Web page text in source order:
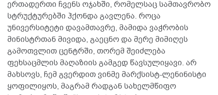
ერთადერთი ჩვენს ოჯახში, რომელსაც სამთავრობო
სტრუქტურებში ჰქონდა გავლენა. როცა
უნივერსიტეტი დავამთავრე, მამიდა ვაჭრობის
მინისტრთან მივიდა, გაეცნო და მერე მიმიღეს
გამოთვლით ცენტრში, თორემ შეიძლება
ფეხსაცმლის მაღაზიის გამგედ წავსულიყავი. არ
მახსოვს, ჩემ გვერდით ვინმე მარქსისტ-ლენინისტი
ყოფილიყოს, მაგრამ რადგან სახელმწიფო